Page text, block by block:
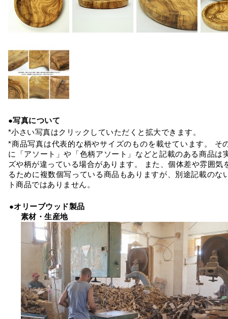
●写真について
*小さい写真はクリックしていただくと拡大できます。
*商品写真は代表的な柄やサイズのものを載せています。 そ
に「アソート」や「色柄アソート」などと記載のある商品は
ズや柄が違っている場合があります。 また、個体差や雰囲気
るために複数個写っている商品もありますが、別途記載のな
ト商品ではありません。
●オリーブウッド製品
素材・生産地